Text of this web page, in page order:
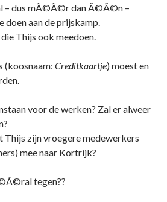
– dus mÃ©Ã©r dan Ã©Ã©n –
doen aan de prijskamp.
Thijs ook meedoen.
(koosnaam: Creditkaartje) moest en
voor de werken? Zal er alweer
Thijs zijn vroegere medewerkers
mee naar Kortrijk?
tegen??